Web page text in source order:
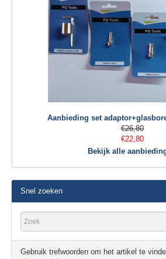
Aanbieding set
€26,80
€22,80
Bekijk alle
Snel zoeken
Gebruik trefwoorden om het artikel te